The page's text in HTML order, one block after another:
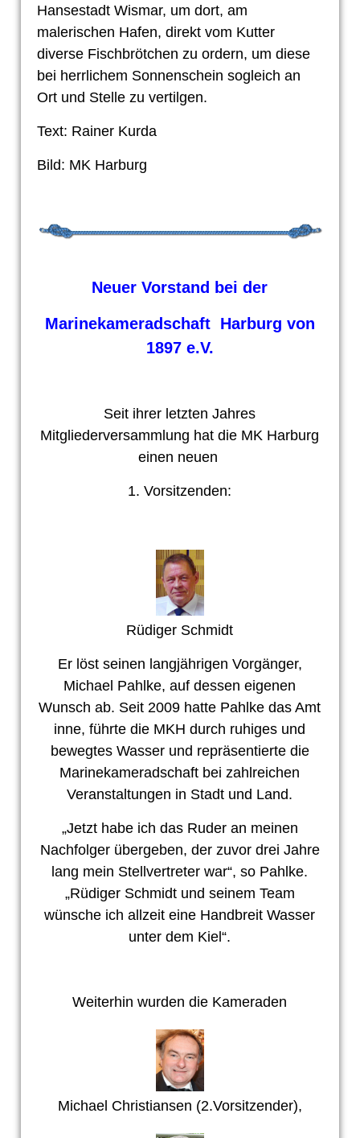
Hansestadt Wismar, um dort, am
malerischen Hafen, direkt vom Kutter
diverse Fischbrötchen zu ordern, um diese
bei herrlichem Sonnenschein sogleich an
Ort und Stelle zu vertilgen.
Text: Rainer Kurda
Bild: MK Harburg
Neuer Vorstand bei der
Marinekameradschaft Harburg von
1897 e.V.
Seit ihrer letzten Jahres
Mitgliederversammlung hat die MK Harburg
einen neuen
1. Vorsitzenden:
Rüdiger Schmidt
Er löst seinen langjährigen Vorgänger,
Michael Pahlke, auf dessen eigenen
Wunsch ab. Seit 2009 hatte Pahlke das Amt
inne, führte die MKH durch ruhiges und
bewegtes Wasser und repräsentierte die
Marinekameradschaft bei zahlreichen
Veranstaltungen in Stadt und Land.
„Jetzt habe ich das Ruder an meinen
Nachfolger übergeben, der zuvor drei Jahre
lang mein Stellvertreter war“, so Pahlke.
„Rüdiger Schmidt und seinem Team
wünsche ich allzeit eine Handbreit Wasser
unter dem Kiel“.
Weiterhin wurden die Kameraden
Michael Christiansen (2.Vorsitzender),